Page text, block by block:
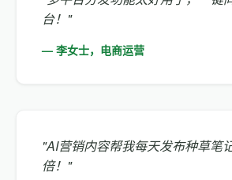
台！"
— 李女士，电商运营
"AI营销内容帮我每天发布种草笔
倍！"